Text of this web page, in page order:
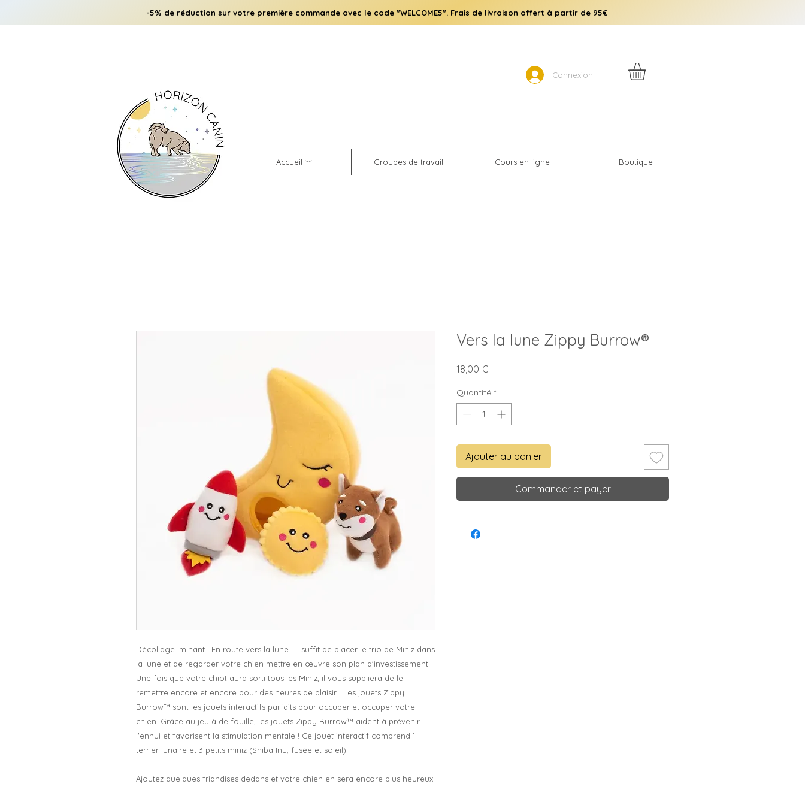
-5% de réduction sur votre première commande avec le code "WELCOME5". Frais de livraison offert à partir de 95€
Connexion
Accueil ﹀ Groupes de travail Cours en ligne Boutique
Décollage iminant ! En route vers la lune ! Il suffit de placer le trio de Miniz dans
la lune et de regarder votre chien mettre en œuvre son plan d'investissement.
Une fois que votre chiot aura sorti tous les Miniz, il vous suppliera de le
remettre encore et encore pour des heures de plaisir ! Les jouets Zippy
Burrow™ sont les jouets interactifs parfaits pour occuper et occuper votre
chien. Grâce au jeu à de fouille, les jouets Zippy Burrow™ aident à prévenir
l'ennui et favorisent la stimulation mentale ! Ce jouet interactif comprend 1
terrier lunaire et 3 petits miniz (Shiba Inu, fusée et soleil).
Ajoutez quelques friandises dedans et votre chien en sera encore plus heureux
!
Vers la lune Zippy Burrow®
18,00 €Prix
Quantité *
Ajouter au panier
Commander et payer